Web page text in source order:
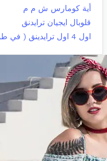
أية كومارس ش م م
قلوبال ايجيان ترايدنق
اول 4 اول ترايدينق ( في طور التصفية)